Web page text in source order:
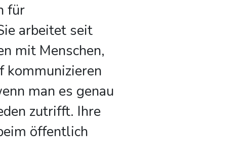
für
arbeitet seit
mit Menschen,
kommunizieren
man es genau
zutrifft. Ihre
öffentlich